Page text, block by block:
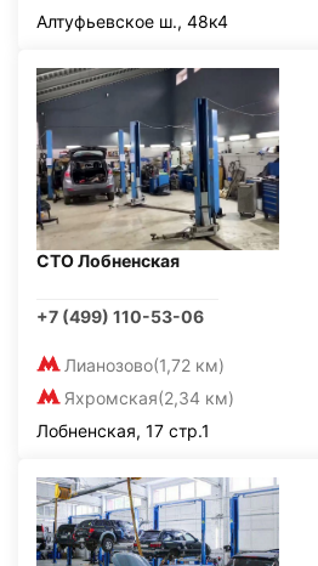
Алтуфьевское ш., 48к4
СТО Лобненская
+7 (499) 110-53-06
Лианозово(1,72 км)
Яхромская(2,34 км)
Лобненская, 17 стр.1